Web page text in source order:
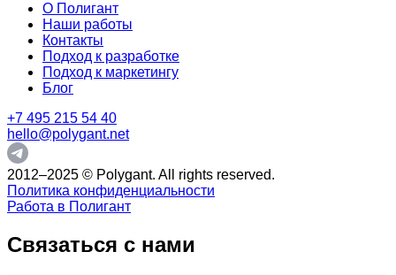
О Полигант
Наши работы
Контакты
Подход к разработке
Подход к маркетингу
Блог
+7 495 215 54 40
hello@polygant.net
2012–2025 © Polygant. All rights reserved.
Политика конфиденциальности
Работа в Полигант
Связаться с нами